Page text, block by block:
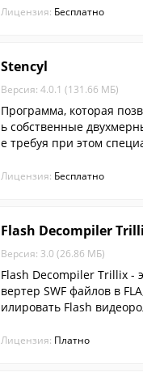
Лицензия: Бесплатно
Stencyl
Версия: 4.0.1 (131.66 МБ)
Программа, которая
ь собственные
е требуя при этом
Лицензия: Бесплатно
Flash Decompiler
Версия: 3.0 (26.86 МБ)
Flash Decompiler Trillix -
вертер SWF файлов в
илировать Flash
форматы и
(динамические тексты,
Лицензия: Платно